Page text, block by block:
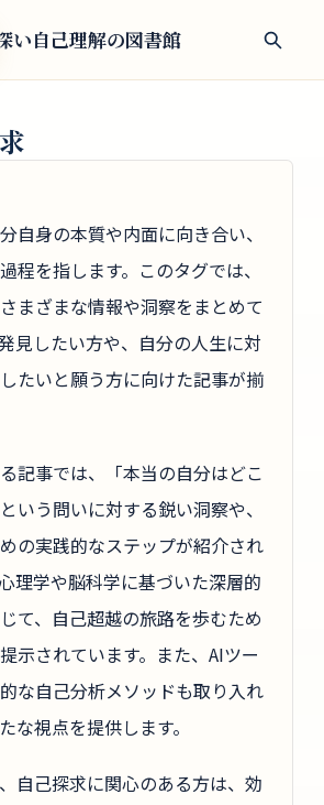
い自己理解の図書館
自身の本質や内面に向き合い、
程を指します。このタグでは、
まざまな情報や洞察をまとめて
見したい方や、自分の人生に対
たいと願う方に向けた記事が揃
記事では、「本当の自分はどこ
いう問いに対する鋭い洞察や、
の実践的なステップが紹介され
理学や脳科学に基づいた深層的
て、自己超越の旅路を歩むため
示されています。また、AIツー
な自己分析メソッドも取り入れ
な視点を提供します。
自己探求に関心のある方は、効